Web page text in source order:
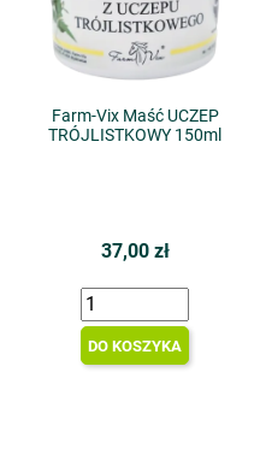
Farm-Vix Maść UCZEP
TRÓJLISTKOWY 150ml
37,00 zł
DO KOSZYKA